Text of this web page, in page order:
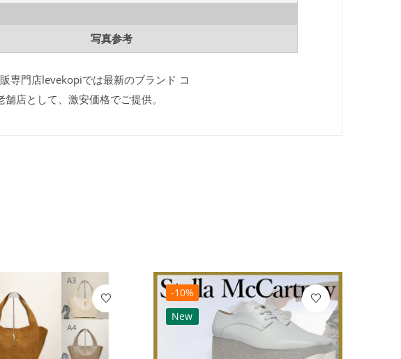
写真参考
専門店levekopiでは最新のブランド コ
店として、激安価格でご提供。
-10%
New